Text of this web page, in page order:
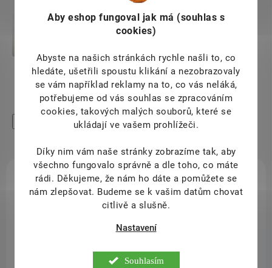
Aby eshop fungoval jak má (souhlas s
cookies)
Abyste na našich stránkách rychle našli to, co
hledáte, ušetřili spoustu klikání a nezobrazovaly
se vám například reklamy na to, co vás neláká,
potřebujeme od vás souhlas se zpracováním
cookies, takových malých souborů, které se
ukládají ve vašem prohlížeči.
Díky nim vám naše stránky zobrazíme tak, aby
všechno fungovalo správně a dle toho, co máte
rádi. Děkujeme, že nám ho dáte a pomůžete se
nám zlepšovat. Budeme se k vašim datům chovat
citlivě a slušně.
Nastavení
Souhlasím
High-contrast mode
TIP
KÓD: